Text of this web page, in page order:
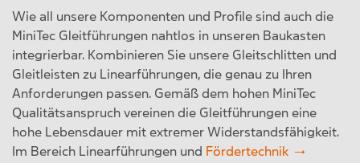
Wie all unsere Komponenten und Profile sind auch die
MiniTec Gleitführungen nahtlos in unseren Baukasten
integrierbar. Kombinieren Sie unsere Gleitschlitten und
Gleitleisten zu Linearführungen, die genau zu Ihren
Anforderungen passen. Gemäß dem hohen MiniTec
Qualitätsanspruch vereinen die Gleitführungen eine
hohe Lebensdauer mit extremer Widerstandsfähigkeit.
Im Bereich Linearführungen und Fördertechnik